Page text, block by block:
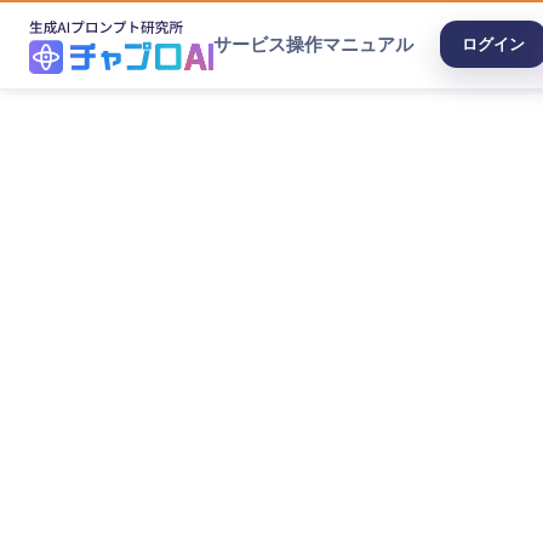
サービス操作マニュアル ログイン